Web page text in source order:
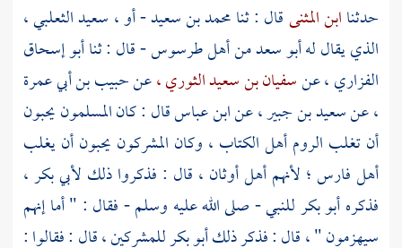
حدثناابن المثنىقال : ثنامحمد بن سعيد- أو ، سعيد الثعلبي ،
الذي يقال له أبو سعد من أهلطرسوس-قال : ثناأبو إسحاق
الفزاري ،عنسفيان بن سعيد الثوري ،عنحبيب بن أبي عمرة
،عنسعيد بن جبير ،عنابن عباسقال : كان المسلمون يحبون
أن تغلب الرومأهل الكتاب ، وكان المشركون يحبون أن يغلب
أهل فارس ؛ لأنهم أهل أوثان ، قال : فذكروا ذلك لأبي بكر ،
فذكرهأبو بكرللنبي - صلى الله عليه وسلم - فقال : " أما إنهم
سيهزمون " ، قال : فذكر ذلكأبو بكرللمشركين ، قال : فقالوا :